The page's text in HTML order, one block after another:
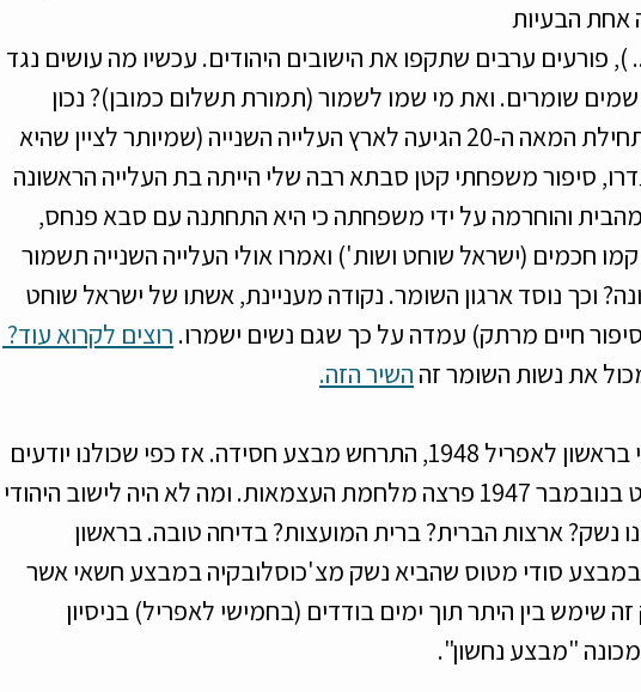
אחת הבעיות
), פורעים ערבים שתקפו את הישובים היהודים. עכשיו מה עושים נגד
שמים שומרים. ואת מי שמו לשמור (תמורת תשלום כמובן)? נכון
הערבים בעצמם. קיצור בתחילת המאה ה-20 הגיעה לארץ העלייה השנייה (שמיותר לציין שהיא
סיפור משפחתי קטן סבתא רבה שלי הייתה בת העלייה הראשונה
מהבית והוחרמה על ידי משפחתה כי היא התחתנה עם סבא פנחס,
קמו חכמים (ישראל שוחט ושות') ואמרו אולי העלייה השנייה תשמור
וכך נוסד ארגון השומר. נקודה מעניינת, אשתו של ישראל שוחט
חיים מרתק) עמדה על כך שגם נשים ישמרו. רוצים לקרוא עוד?
את נשות השומר זה השיר הזה.
ואם כבר ציונות וחלום ציוני בראשון לאפריל 1948, התרחש מבצע חסידה. אז כפי שכולנו יודעים
לאחר החלטת האו"ם בכ"ט בנובמבר 1947 פרצה מלחמת העצמאות. ומה לא היה לישוב היהודי
נשק? ארצות הברית? ברית המועצות? בדיחה טובה. בראשון
בשנת 1948 נחת במבצע סודי מטוס שהביא נשק מצ'כוסלובקיה במבצע חשאי אשר
שימש בין היתר תוך ימים בודדים (בחמישי לאפריל) בניסיון
"מבצע נחשון".